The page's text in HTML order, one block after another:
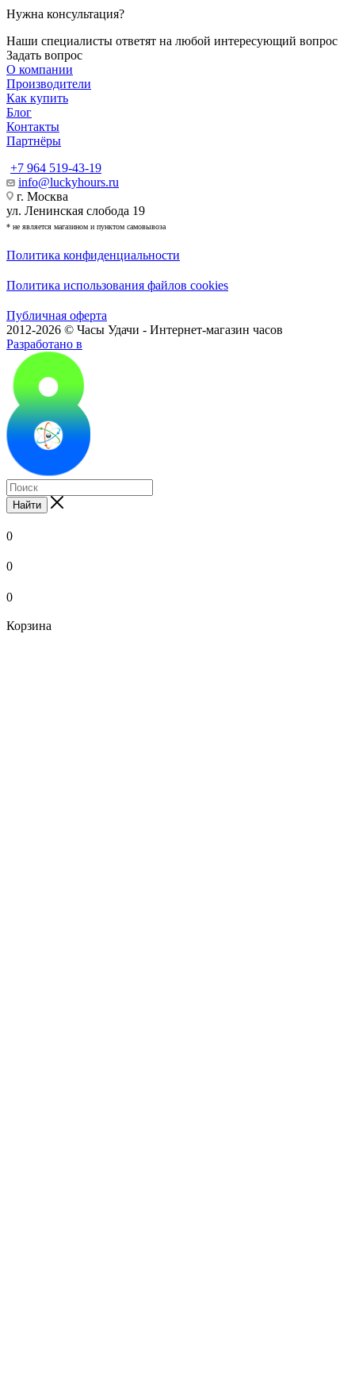
Нужна консультация?
Наши специалисты ответят на любой интересующий вопрос
Задать вопрос
О компании
Производители
Как купить
Блог
Контакты
Партнёры
+7 964 519-43-19
info@luckyhours.ru
г. Москва
ул. Ленинская слобода 19
* не является магазином и пунктом самовывоза
Политика конфиденциальности
Политика использования файлов cookies
Публичная оферта
2012-2026 © Часы Удачи - Интернет-магазин часов
Разработано в
Найти
0
0
0
Корзина